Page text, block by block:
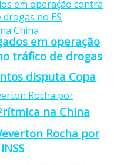
disputa Copa
na China
em operação
tráfico de drogas
Rocha por